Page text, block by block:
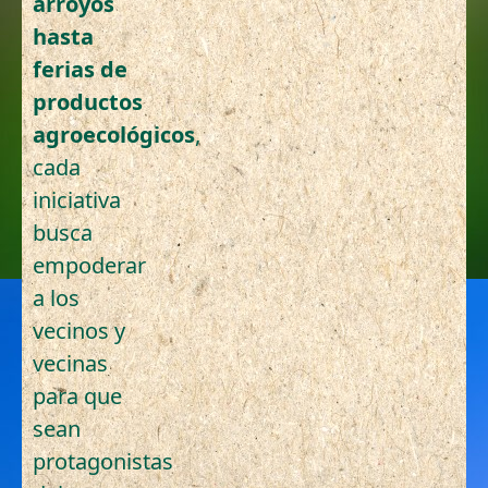
hasta
ferias de
productos
agroecológicos,
cada
iniciativa
busca
empoderar
a los
vecinos y
vecinas
para que
sean
protagonistas